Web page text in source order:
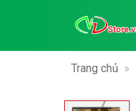
Trang chủ »